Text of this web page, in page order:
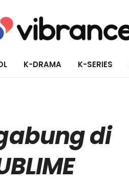
K-DRAMA K-SERIES
di